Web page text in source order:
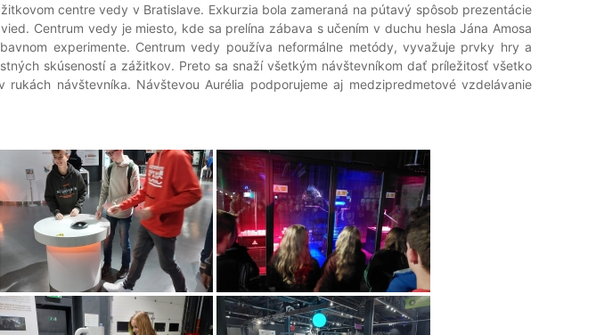
centre vedy v Bratislave. Exkurzia bola zameraná na pútavý spôsob prezentácie
Centrum vedy je miesto, kde sa prelína zábava s učením v duchu hesla Jána Amosa
experimente. Centrum vedy používa neformálne metódy, vyvažuje prvky hry a
skúseností a zážitkov. Preto sa snaží všetkým návštevníkom dať príležitosť všetko
návštevníka. Návštevou Aurélia podporujeme aj medzipredmetové vzdelávanie